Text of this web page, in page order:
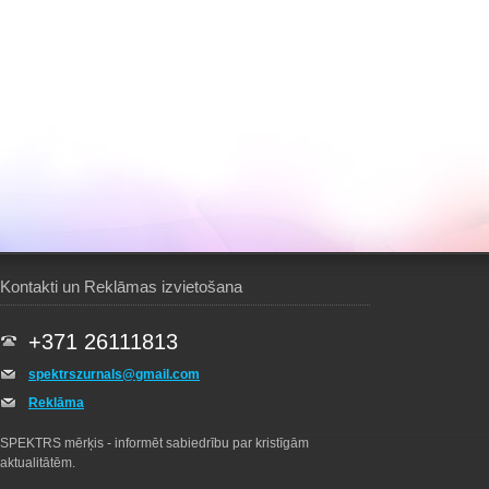
Kontakti un Reklāmas izvietošana
+371 26111813
spektrszurnals@gmail.com
Reklāma
SPEKTRS mērķis - informēt sabiedrību par kristīgām
aktualitātēm.